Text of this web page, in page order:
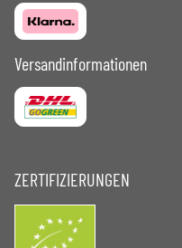
Versandinformationen
ZERTIFIZIERUNGEN